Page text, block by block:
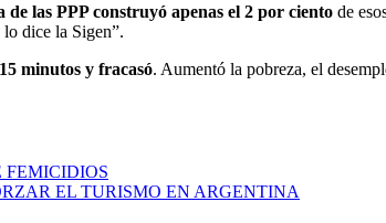
de las PPP construyó apenas el 2 por ciento de
dice la Sigen”.
minutos y fracasó. Aumentó la pobreza, el
EL TURISMO EN ARGENTINA